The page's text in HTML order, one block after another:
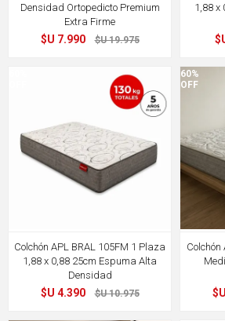
Densidad Ortopedicto Premium
Extra Firme
$U 7.990 $U 19.975
1,88 x
Colchón APL BRAL 105FM 1 Plaza
1,88 x 0,88 25cm Espuma Alta
Densidad
$U 4.390 $U 10.975
60%
OFF
Colchón